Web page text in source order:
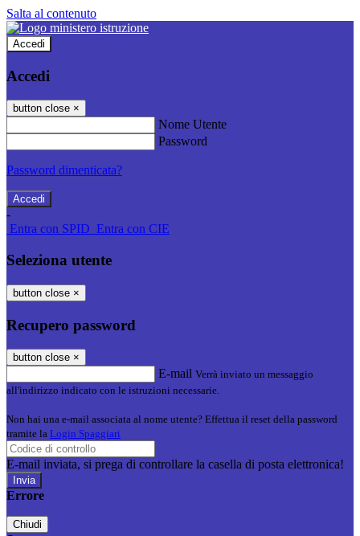
Salta al contenuto
Accedi
Accedi
button close ×
Nome Utente
Password
Password dimenticata?
-
Entra con SPID Entra con CIE
Seleziona utente
button close ×
Recupero password
button close ×
E-mail Verrà inviato un messaggio
all'indirizzo indicato con le istruzioni necessarie.
Non hai una e-mail associata al nome utente? Effettua il reset della password
tramite la Login Spaggiari
E-mail inviata, si prega di controllare la casella di posta elettronica!
Errore
Chiudi